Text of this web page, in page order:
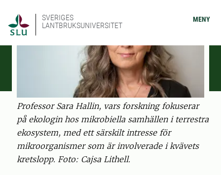
SVERIGES
LANTBRUKSUNIVERSITET
MENY
Professor Sara Hallin, vars forskning fokuserar
på ekologin hos mikrobiella samhällen i terrestra
ekosystem, med ett särskilt intresse för
mikroorganismer som är involverade i kvävets
kretslopp. Foto: Cajsa Lithell.